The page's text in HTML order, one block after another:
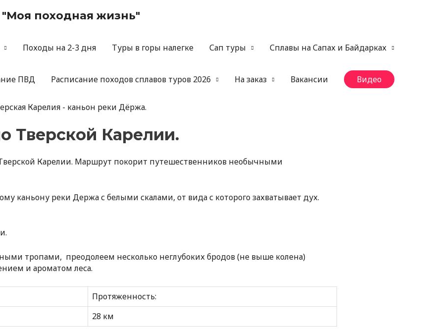
"Моя походная жизнь"
Походы на 2-3 дня Туры в горы налегке Сап туры Сплавы на Сапах и Байдарках
ПВД Расписание походов сплавов туров 2026 На заказ Вакансии Видео
Карелия - каньон реки Дёржа.
Тверской Карелии.
Карелии. Маршрут покорит путешественников необычными
каньону реки Держа с белыми скалами, от вида с которого захватывает дух.
тропами, преодолеем несколько неглубоких бродов (не выше колена)
и ароматом леса.
Протяженность:
28 км